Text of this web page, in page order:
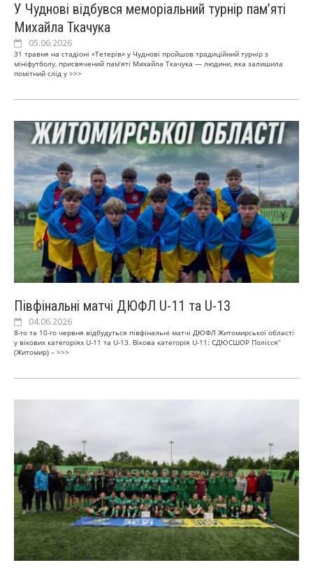
У Чуднові відбувся меморіальний турнір пам’яті
Михайла Ткачука
05.06.2026
31 травня на стадіоні «Тетерів» у Чуднові пройшов традиційний турнір з
мініфутболу, присвячений пам’яті Михайла Ткачука — людини, яка залишила
помітний слід у >>>
Півфінальні матчі ДЮФЛ U-11 та U-13
04.06.2026
8-го та 10-го червня відбудуться півфінальні матчі ДЮФЛ Житомирської області
у вікових категоріях U-11 та U-13. Вікова категорія U-11: СДЮСШОР Полісся”
(Житомир) – >>>